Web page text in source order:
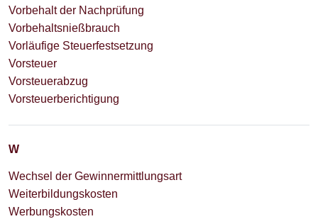
Vorbehalt der Nachprüfung
Vorbehaltsnießbrauch
Vorläufige Steuerfestsetzung
Vorsteuer
Vorsteuerabzug
Vorsteuerberichtigung
W
Wechsel der Gewinnermittlungsart
Weiterbildungskosten
Werbungskosten